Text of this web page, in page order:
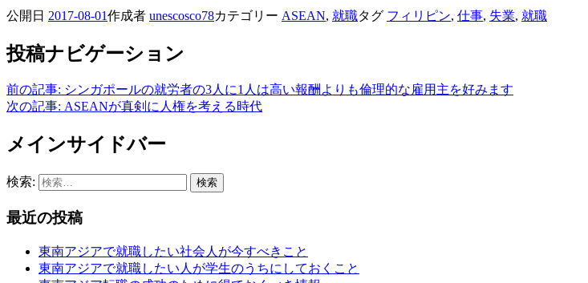
公開日 2017-08-01作成者 unescosco78カテゴリー ASEAN, 就職タグ フィリピン, 仕事, 失業, 就職
投稿ナビゲーション
前の記事: シンガポールの就労者の3人に1人は高い報酬よりも倫理的な雇用主を好みます
次の記事: ASEANが真剣に人権を考える時代
メインサイドバー
検索:
最近の投稿
東南アジアで就職したい社会人が今すべきこと
東南アジアで就職したい人が学生のうちにしておくこと